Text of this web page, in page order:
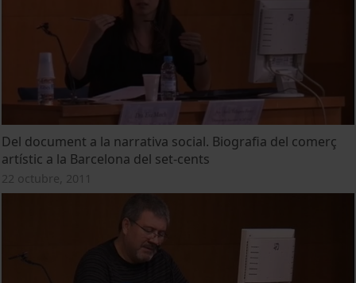
Del document a la narrativa social. Biografia del comerç
artístic a la Barcelona del set-cents
22 octubre, 2011